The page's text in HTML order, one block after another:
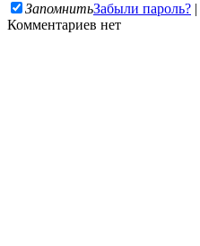
ЗапомнитьЗабыли пароль? |
Комментариев нет